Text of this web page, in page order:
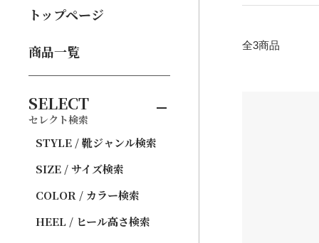
トップページ
商品一覧
SELECT
セレクト検索
STYLE / 靴ジャンル検索
SIZE / サイズ検索
COLOR / カラー検索
HEEL / ヒール高さ検索
全3商品